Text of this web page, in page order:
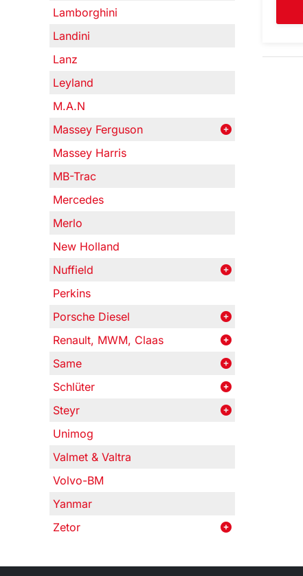
Lamborghini
Landini
Lanz
Leyland
M.A.N
Massey Ferguson
Massey Harris
MB-Trac
Mercedes
Merlo
New Holland
Nuffield
Perkins
Porsche Diesel
Renault, MWM, Claas
Same
Schlüter
Steyr
Unimog
Valmet & Valtra
Volvo-BM
Yanmar
Zetor